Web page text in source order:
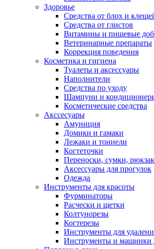
Здоровье
Средства от блох и
Средства от глистов
Витамины и пищевые
Ветеринарные препараты
Коррекция поведения
Косметика и гигиена
Туалеты и аксессуары
Наполнители
Средства по уходу
Шампуни и
Косметические средства
Акссесуары
Амуниция
Домики и гамаки
Лежаки и тоннели
Когтеточки
Переноски, сумки,
Аксессуары для прогулок
Одежда
Инструменты для красоты
Фурминаторы
Расчески и щетки
Колтунорезы
Когтерезы
Инструменты для
Инструменты и машинки